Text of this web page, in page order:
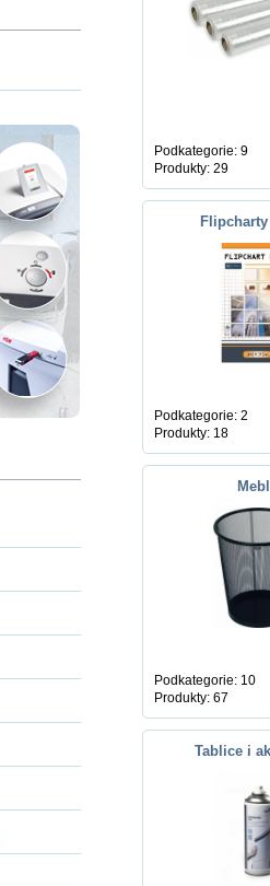
Podkategorie: 9
Produkty: 29
Podkategorie: 2
Produkty: 18
Podkategorie: 10
Produkty: 67
Tablice i